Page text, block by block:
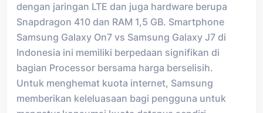
dengan jaringan LTE dan juga hardware berupa
Snapdragon 410 dan RAM 1,5 GB. Smartphone
Samsung Galaxy On7 vs Samsung Galaxy J7 di
Indonesia ini memiliki berpedaan signifikan di
bagian Processor bersama harga berselisih.
Untuk menghemat kuota internet, Samsung
memberikan keleluasaan bagi pengguna untuk